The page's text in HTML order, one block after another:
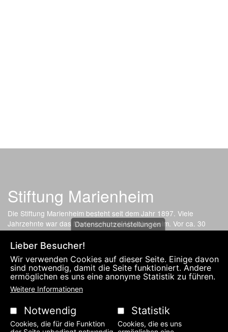
Stiftung Marienheim
Die Stiftung Marienheim besteht seit dem Jahr 1897. Viele
Jahrzehnte war das Marienheim ein Mädchenheim. Vor ca. 30
Jahren hat sich das Aufgabenfeld der gemeinnützigen Stiftung
gewandelt. Nun bietet die soziale Einrichtung günstige
Wohnmöglichkeit für Angehörige, Lernhilfe für Kinder und
Kleinwohnungen für Studenten an.
Fußzeilenmenü
DATENSCHUTZERKLÄRUNG UND IMPRESSUM
Datenschutzeinstellungen
Lieber Besucher!
Wir verwenden Cookies auf dieser Seite. Einige davon
sind notwendig, damit die Seite funktioniert. Andere
ermöglichen es uns eine anonyme Statistik zu führen.
Weitere Informationen
Notwendig
Cookies, die für die Funktion
Statistik
Cookies, die es uns